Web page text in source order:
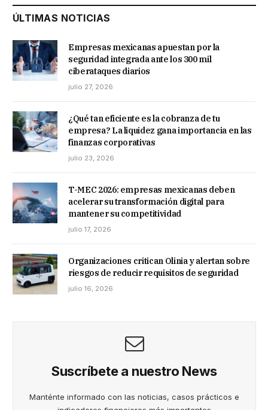
ÚLTIMAS NOTICIAS
Empresas mexicanas apuestan por la
seguridad integrada ante los 300 mil
ciberataques diarios
julio 27, 2026
¿Qué tan eficiente es la cobranza de tu
empresa? La liquidez gana importancia en las
finanzas corporativas
julio 23, 2026
T-MEC 2026: empresas mexicanas deben
acelerar su transformación digital para
mantener su competitividad
julio 17, 2026
Organizaciones critican Olinia y alertan sobre
riesgos de reducir requisitos de seguridad
julio 16, 2026
Suscríbete a nuestro News
Manténte informado con las noticias, casos prácticos e